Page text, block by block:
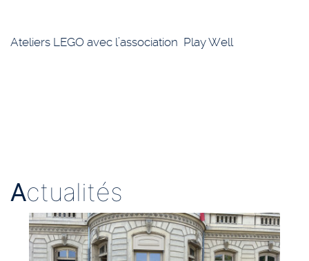
Ateliers LEGO avec l’association Play Well
Actualités